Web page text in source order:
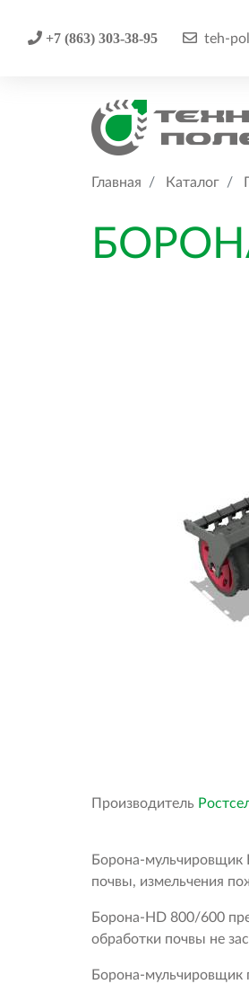
+7 (863) 303-38-95 teh-
Главная Каталог
Производитель
Борона-мульчировщик
почвы, измельчения
Борона-HD 800/600
обработки почвы не
Борона-мульчировщик